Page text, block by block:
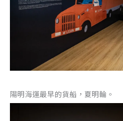
陽明海運最早的貨船，夏明輪。